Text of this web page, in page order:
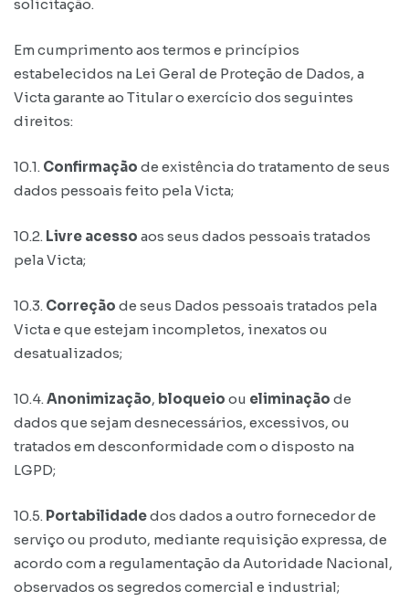
solicitação.
Em cumprimento aos termos e princípios
estabelecidos na Lei Geral de Proteção de Dados, a
Victa garante ao Titular o exercício dos seguintes
direitos:
10.1. Confirmação de existência do tratamento de seus
dados pessoais feito pela Victa;
10.2. Livre acesso aos seus dados pessoais tratados
pela Victa;
10.3. Correção de seus Dados pessoais tratados pela
Victa e que estejam incompletos, inexatos ou
desatualizados;
10.4. Anonimização, bloqueio ou eliminação de
dados que sejam desnecessários, excessivos, ou
tratados em desconformidade com o disposto na
LGPD;
10.5. Portabilidadedos dados a outro fornecedor de
serviço ou produto, mediante requisição expressa, de
acordo com a regulamentação da Autoridade Nacional,
observados os segredos comercial e industrial;